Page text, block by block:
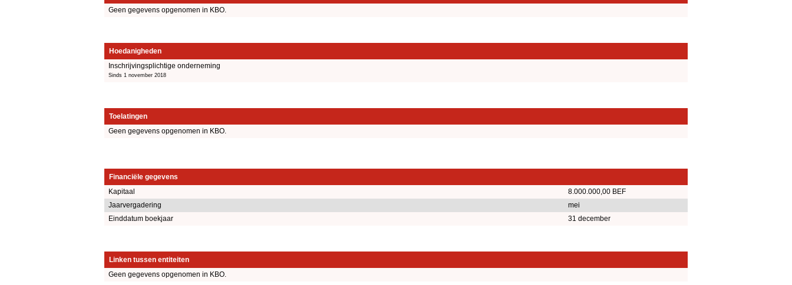
Geen gegevens opgenomen in KBO.
Hoedanigheden
Inschrijvingsplichtige onderneming
Sinds 1 november 2018
Toelatingen
Geen gegevens opgenomen in KBO.
Financiële gegevens
Kapitaal
8.000.000,00 BEF
Jaarvergadering
mei
Einddatum boekjaar
31 december
Linken tussen entiteiten
Geen gegevens opgenomen in KBO.